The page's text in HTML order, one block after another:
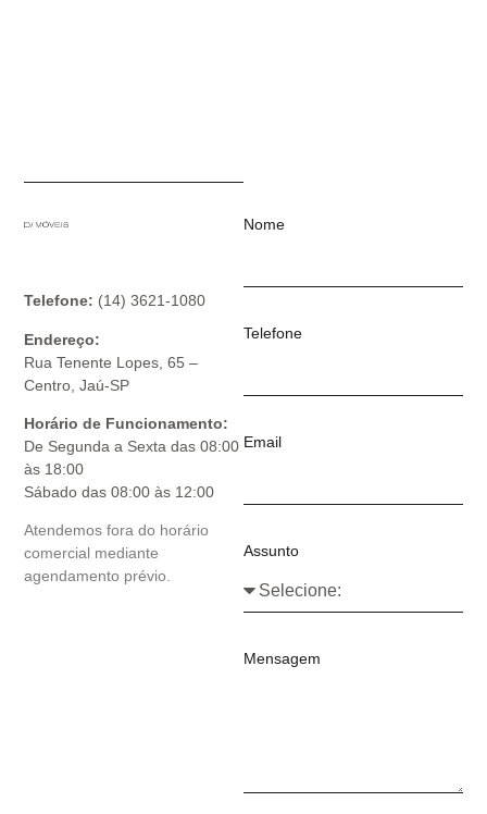
Telefone: (14) 3621-1080
Endereço:
Rua Tenente Lopes, 65 –
Centro, Jaú-SP
Horário de Funcionamento:
De Segunda a Sexta das 08:00
às 18:00
Sábado das 08:00 às 12:00
Atendemos fora do horário
comercial mediante
agendamento prévio.
Nome
Telefone
Email
Assunto
Mensagem